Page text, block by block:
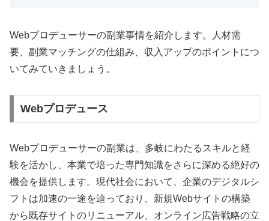
Webプロデューサーの副業事情を紹介します。人材需
要、副業マッチングの仕組み、収入アップのポイントにつ
いてみていきましょう。
Webプロデュース
Webプロデューサーの副業は、多岐にわたるスキルと経
験を活かし、本業で培った専門知識をさらに深める絶好の
機会を提供します。現代社会において、企業のデジタルシ
フトは加速の一途を辿っており、新規Webサイトの構築
から既存サイトのリニューアル、オンライン広告戦略の立